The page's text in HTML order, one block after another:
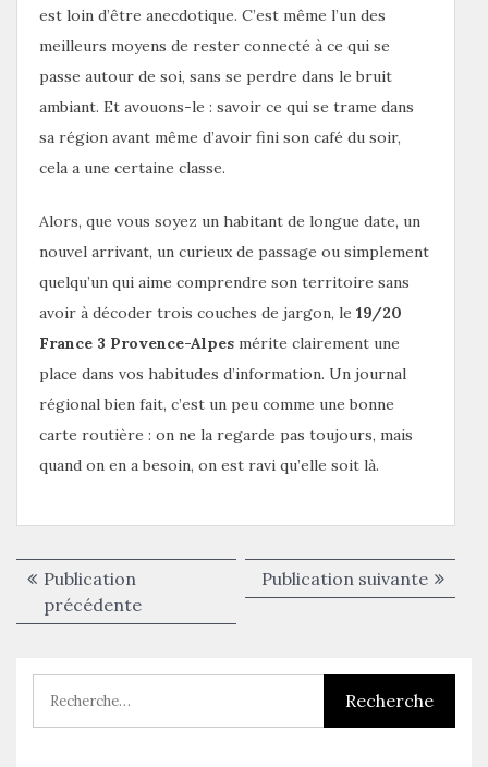
est loin d’être anecdotique. C’est même l’un des
meilleurs moyens de rester connecté à ce qui se
passe autour de soi, sans se perdre dans le bruit
ambiant. Et avouons-le : savoir ce qui se trame dans
sa région avant même d’avoir fini son café du soir,
cela a une certaine classe.
Alors, que vous soyez un habitant de longue date, un
nouvel arrivant, un curieux de passage ou simplement
quelqu’un qui aime comprendre son territoire sans
avoir à décoder trois couches de jargon, le 19/20
France 3 Provence-Alpes mérite clairement une
place dans vos habitudes d’information. Un journal
régional bien fait, c’est un peu comme une bonne
carte routière : on ne la regarde pas toujours, mais
quand on en a besoin, on est ravi qu’elle soit là.
Navigation
de
Publication
précédentePublication
précédente :
Publication suivante